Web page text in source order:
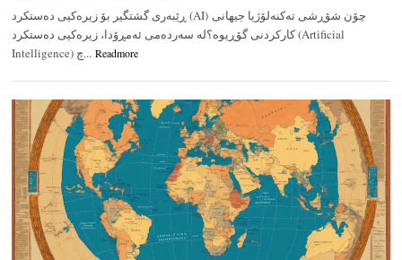
ڕێبەری گشتگیر بۆ زیرەکیی دەستکرد (AI) چۆن شۆڕشی تەکنەلۆژیا جیهانی
کارکردنی گۆڕیوە؟لە سەردەمی ئەمڕۆدا، زیرەکیی دەستکرد (Artificial
Intelligence) چ... Readmore